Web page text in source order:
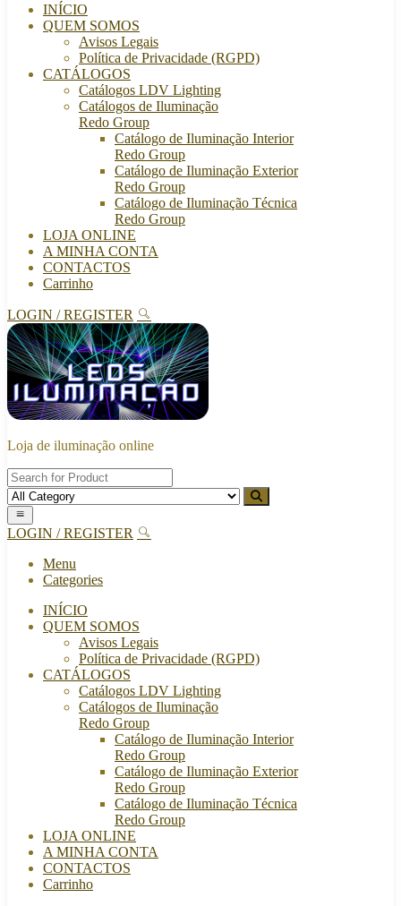
INÍCIO
QUEM SOMOS
Avisos Legais
Política de Privacidade (RGPD)
CATÁLOGOS
Catálogos LDV Lighting
Catálogos de Iluminação
Redo Group
Catálogo de Iluminação Interior
Redo Group
Catálogo de Iluminação Exterior
Redo Group
Catálogo de Iluminação Técnica
Redo Group
LOJA ONLINE
A MINHA CONTA
CONTACTOS
Carrinho
LOGIN / REGISTER
Loja de iluminação online
LOGIN / REGISTER
Menu
Categories
INÍCIO
QUEM SOMOS
Avisos Legais
Política de Privacidade (RGPD)
CATÁLOGOS
Catálogos LDV Lighting
Catálogos de Iluminação
Redo Group
Catálogo de Iluminação Interior
Redo Group
Catálogo de Iluminação Exterior
Redo Group
Catálogo de Iluminação Técnica
Redo Group
LOJA ONLINE
A MINHA CONTA
CONTACTOS
Carrinho